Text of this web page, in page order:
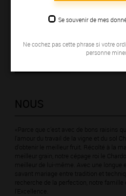
Se souvenir de mes
Ne cochez pas cette phrase si votre
personne
NOUS
«Parce que c’est avec de bons raisins
l’amour du travail de la vigne et du sol
d’obtenir le meilleur fruit. Récolté à la
meilleur grain, notre cépage roi le
meilleur de lui-même. Avec une longue
savant mariage entre tradition et
recherche de la perfection, notre
l'Excellence.